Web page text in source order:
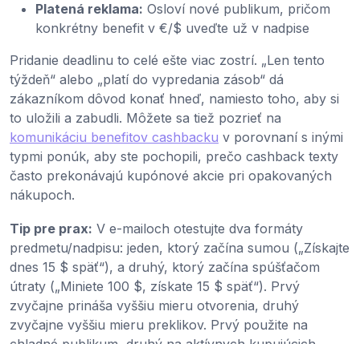
Platená reklama: Osloví nové publikum, pričom
konkrétny benefit v €/$ uveďte už v nadpise
Pridanie deadlinu to celé ešte viac zostrí. „Len tento
týždeň“ alebo „platí do vypredania zásob“ dá
zákazníkom dôvod konať hneď, namiesto toho, aby si
to uložili a zabudli. Môžete sa tiež pozrieť na
komunikáciu benefitov cashbacku v porovnaní s inými
typmi ponúk, aby ste pochopili, prečo cashback texty
často prekonávajú kupónové akcie pri opakovaných
nákupoch.
Tip pre prax: V e-mailoch otestujte dva formáty
predmetu/nadpisu: jeden, ktorý začína sumou („Získajte
dnes 15 $ späť“), a druhý, ktorý začína spúšťačom
útraty („Miniete 100 $, získate 15 $ späť“). Prvý
zvyčajne prináša vyššiu mieru otvorenia, druhý
zvyčajne vyššiu mieru preklikov. Prvý použite na